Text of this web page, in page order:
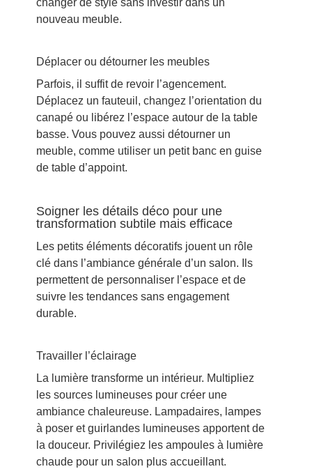
nouveau meuble.
Déplacer ou détourner les meubles
Parfois, il suffit de revoir l’agencement.
Déplacez un fauteuil, changez l’orientation du
canapé ou libérez l’espace autour de la table
basse. Vous pouvez aussi détourner un
meuble, comme utiliser un petit banc en guise
de table d’appoint.
Soigner les détails déco pour une
transformation subtile mais efficace
Les petits éléments décoratifs jouent un rôle
clé dans l’ambiance générale d’un salon. Ils
permettent de personnaliser l’espace et de
suivre les tendances sans engagement
durable.
Travailler l’éclairage
La lumière transforme un intérieur. Multipliez
les sources lumineuses pour créer une
ambiance chaleureuse. Lampadaires, lampes
à poser et guirlandes lumineuses apportent de
la douceur. Privilégiez les ampoules à lumière
chaude pour un salon plus accueillant.